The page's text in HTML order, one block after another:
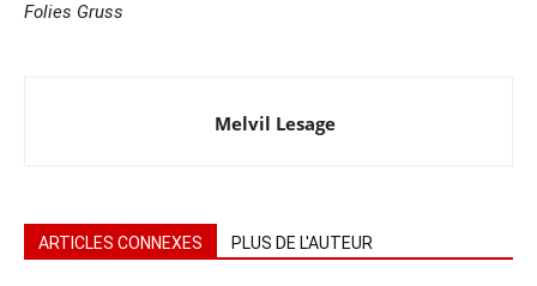
Folies Gruss
Melvil Lesage
ARTICLES CONNEXES PLUS DE L'AUTEUR